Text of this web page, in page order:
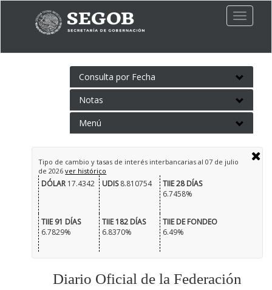
Toggle
Consulta por Fecha
Notas
Menú
Tipo de cambio y tasas de interés interbancarias al 07 de julio
de 2026ver histórico
DÓLAR17.4342 UDIS8.810754
TIIE 28 DÍAS
6.7458%
TIIE 91 DÍAS
6.7829%
TIIE 182 DÍAS
6.8370%
TIIE DE FONDEO
6.49%
Diario Oficial de la Federación